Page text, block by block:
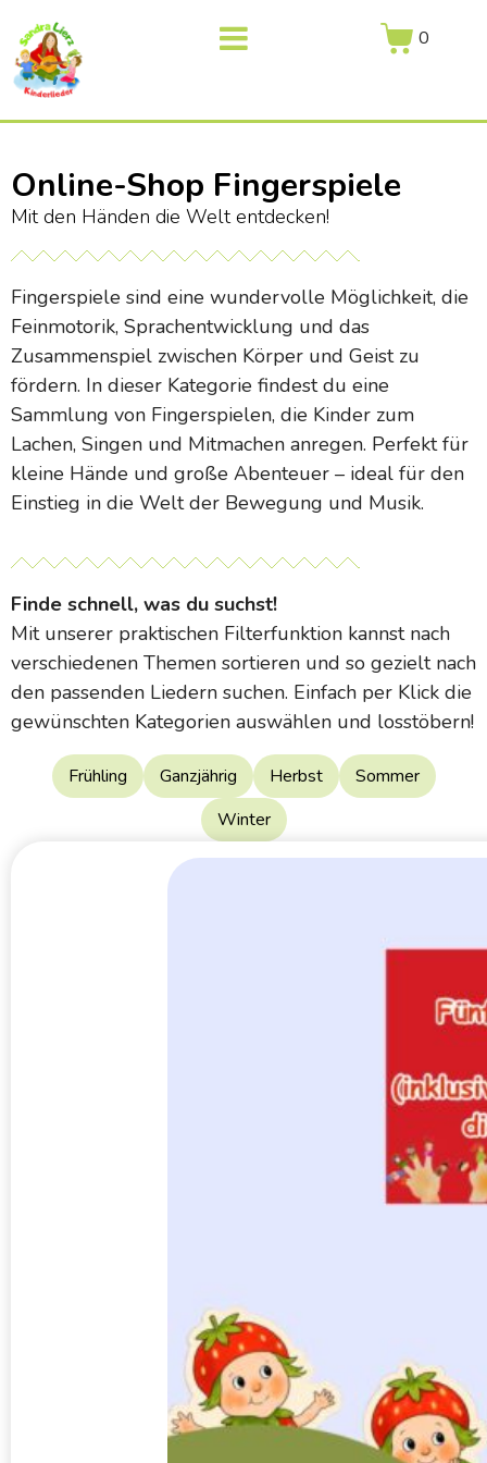
0
Online-Shop Fingerspiele
Mit den Händen die Welt entdecken!
Fingerspiele sind eine wundervolle Möglichkeit, die
Feinmotorik, Sprachentwicklung und das
Zusammenspiel zwischen Körper und Geist zu
fördern. In dieser Kategorie findest du eine
Sammlung von Fingerspielen, die Kinder zum
Lachen, Singen und Mitmachen anregen. Perfekt für
kleine Hände und große Abenteuer – ideal für den
Einstieg in die Welt der Bewegung und Musik.
Finde schnell, was du suchst!
Mit unserer praktischen Filterfunktion kannst nach
verschiedenen Themen sortieren und so gezielt nach
den passenden Liedern suchen. Einfach per Klick die
gewünschten Kategorien auswählen und losstöbern!
Frühling Ganzjährig Herbst
Sommer
Winter